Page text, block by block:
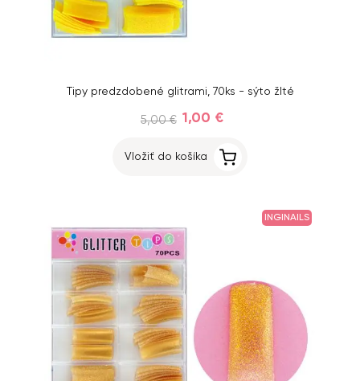
Tipy predzdobené glitrami, 70ks - sýto žlté
5,00 € 1,00 €
Vložiť do košíka
INGINAILS